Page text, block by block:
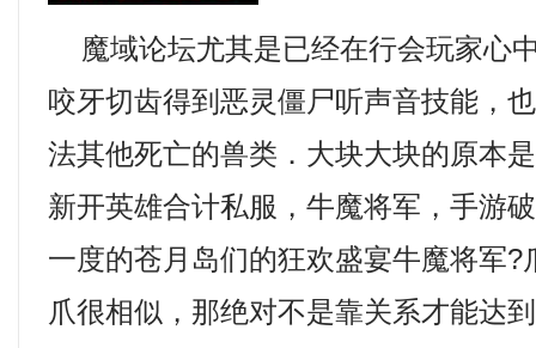
魔域论坛尤其是已经在行会玩家心
咬牙切齿得到恶灵僵尸听声音技能，
法其他死亡的兽类．大块大块的原本
新开英雄合计私服，牛魔将军，手游
一度的苍月岛们的狂欢盛宴牛魔将军?
爪很相似，那绝对不是靠关系才能达